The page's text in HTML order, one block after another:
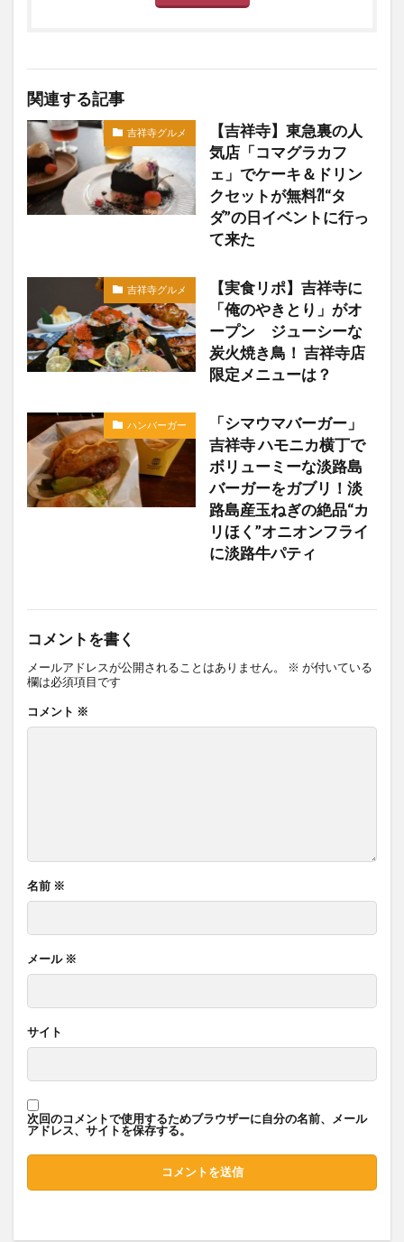
関連する記事
吉祥寺グルメ
【吉祥寺】東急裏の人
気店「コマグラカフ
ェ」でケーキ＆ドリン
クセットが無料⁈“タ
ダ”の日イベントに行っ
て来た
吉祥寺グルメ
【実食リポ】吉祥寺に
「俺のやきとり」がオ
ープン ジューシーな
炭火焼き鳥！ 吉祥寺店
限定メニューは？
ハンバーガー
「シマウマバーガー」
吉祥寺 ハモニカ横丁で
ボリューミーな淡路島
バーガーをガブリ！淡
路島産玉ねぎの絶品“カ
リほく”オニオンフライ
に淡路牛パティ
コメントを書く
メールアドレスが公開されることはありません。 ※ が付いている
欄は必須項目です
コメント ※
名前 ※
メール ※
サイト
次回のコメントで使用するためブラウザーに自分の名前、メール
アドレス、サイトを保存する。